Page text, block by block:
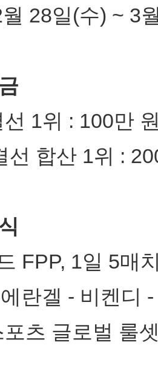
28일(수) ~ 3
1위 : 100만
선 합산 1위 :
FPP, 1일 5매
란겔 - 비켄디
츠 글로벌 룰